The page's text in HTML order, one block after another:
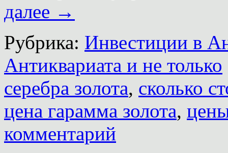
далее →
Рубрика: Инвестиции в
Антиквариата и не только
серебра золота, сколько
цена гарамма золота,
комментарий